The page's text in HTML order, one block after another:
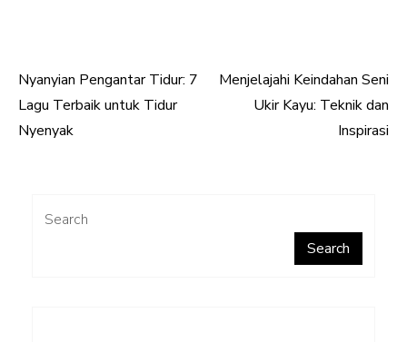
Post
navigation
Nyanyian Pengantar Tidur: 7
Lagu Terbaik untuk Tidur
Nyenyak
Menjelajahi Keindahan Seni
Ukir Kayu: Teknik dan
Inspirasi
Search
Search